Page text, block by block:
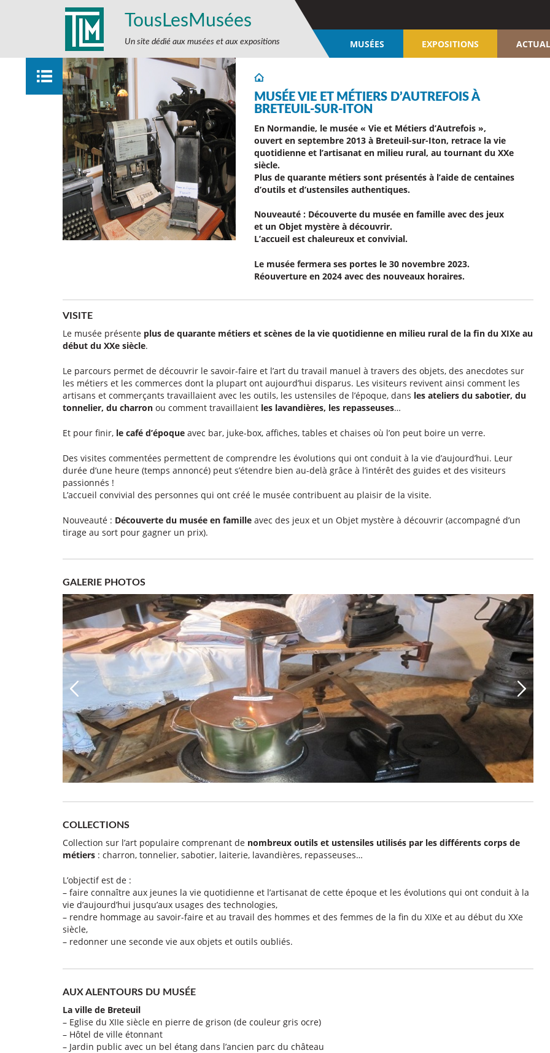
TousLesMusées
Un site dédié aux musées et aux expositions MUSÉES EXPOSITIONS
MUSÉE VIE ET MÉTIERS D’AUTREFOIS À
BRETEUIL-SUR-ITON
En Normandie, le musée « Vie et Métiers d’Autrefois »,
ouvert en septembre 2013 à Breteuil-sur-Iton, retrace la vie
quotidienne et l’artisanat en milieu rural, au tournant du XXe
siècle.
Plus de quarante métiers sont présentés à l’aide de centaines
d’outils et d’ustensiles authentiques.
Nouveauté : Découverte du musée en famille avec des jeux
et un Objet mystère à découvrir.
L’accueil est chaleureux et convivial.
Le musée fermera ses portes le 30 novembre 2023.
Réouverture en 2024 avec des nouveaux horaires.
VISITE
Le musée présente plus de quarante métiers et scènes de la vie quotidienne en milieu rural de la fin du XIXe au
début du XXe siècle.
Le parcours permet de découvrir le savoir-faire et l’art du travail manuel à travers des objets, des anecdotes sur
les métiers et les commerces dont la plupart ont aujourd’hui disparus. Les visiteurs revivent ainsi comment les
artisans et commerçants travaillaient avec les outils, les ustensiles de l’époque, dans les ateliers du sabotier, du
tonnelier, du charron ou comment travaillaient les lavandières, les repasseuses…
Et pour finir, le café d’époque avec bar, juke-box, affiches, tables et chaises où l’on peut boire un verre.
Des visites commentées permettent de comprendre les évolutions qui ont conduit à la vie d’aujourd’hui. Leur
durée d’une heure (temps annoncé) peut s’étendre bien au-delà grâce à l’intérêt des guides et des visiteurs
passionnés !
L’accueil convivial des personnes qui ont créé le musée contribuent au plaisir de la visite.
Nouveauté : Découverte du musée en famille avec des jeux et un Objet mystère à découvrir (accompagné d’un
tirage au sort pour gagner un prix).
GALERIE PHOTOS
COLLECTIONS
Collection sur l’art populaire comprenant de nombreux outils et ustensiles utilisés par les différents corps de
métiers : charron, tonnelier, sabotier, laiterie, lavandières, repasseuses…
L’objectif est de :
– faire connaître aux jeunes la vie quotidienne et l’artisanat de cette époque et les évolutions qui ont conduit à la
vie d’aujourd’hui jusqu’aux usages des technologies,
– rendre hommage au savoir-faire et au travail des hommes et des femmes de la fin du XIXe et au début du XXe
siècle,
– redonner une seconde vie aux objets et outils oubliés.
AUX ALENTOURS DU MUSÉE
La ville de Breteuil
– Eglise du XIIe siècle en pierre de grison (de couleur gris ocre)
– Hôtel de ville étonnant
– Jardin public avec un bel étang dans l’ancien parc du château